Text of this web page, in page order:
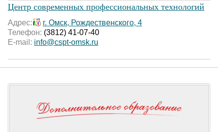
Центр современных профессиональных технологий
Адрес:
г. Омск, Рождественского, 4
Телефон: (3812) 41-07-40
E-mail: info@cspt-omsk.ru